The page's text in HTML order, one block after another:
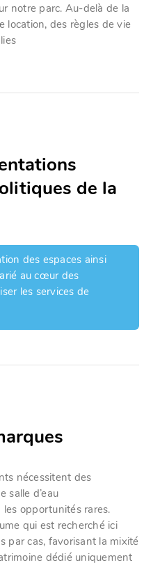
notre parc. Au-delà de la
location, des règles de vie
de la
des espaces ainsi
au cœur des
les services de
nécessitent des
salle d’eau
opportunités rares.
qui est recherché ici
par cas, favorisant la mixité
dédié uniquement